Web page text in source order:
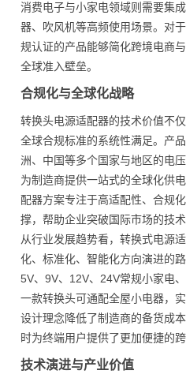
消费电子与小家电领域则需要集
器、吹风机等高频使用场景。对
规认证的产品能够简化跨境电商
全球准入壁垒。
合规化与全球化战略
转换头电源适配器的技术价值不
全球合规标准的系统性满足。产
洲、中国等多个国家与地区的电
为制造商提供一站式的全球化供
配器方案专注于高适配性、合规
撑，帮助企业突破国际市场的技术
从行业发展趋势看，转换式电源
化、标准化、智能化方向演进的
5V、9V、12V、24V常规小家电
一款转换头可通配全屋小电器，
设计理念降低了制造商的备货成
时为终端用户提供了更加便捷的跨
技术演进与产业价值